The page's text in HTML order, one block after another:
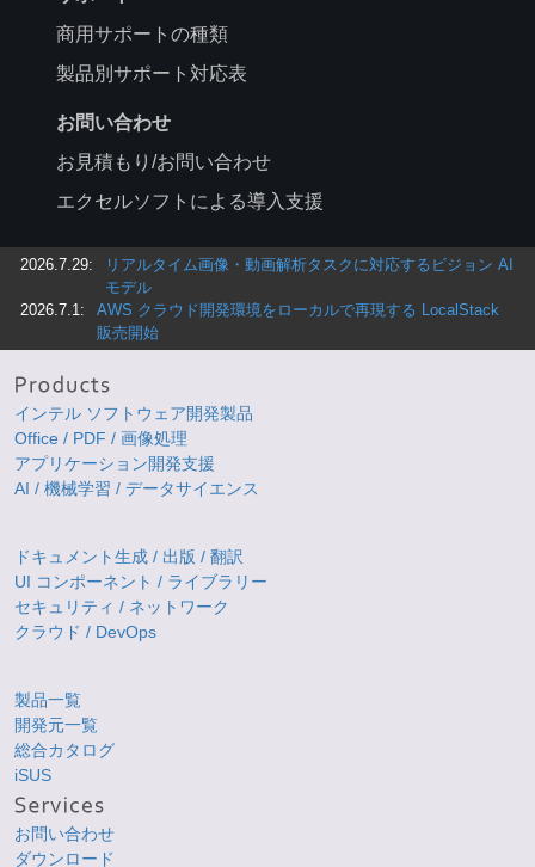
商用サポートの種類
製品別サポート対応表
お問い合わせ
お見積もり/お問い合わせ
エクセルソフトによる導入支援
2026.7.29:
リアルタイム画像・動画解析タスクに対応するビジョン AI
モデル
2026.7.1:
AWS クラウド開発環境をローカルで再現する LocalStack
販売開始
インテル ソフトウェア開発製品
Office / PDF / 画像処理
アプリケーション開発支援
AI / 機械学習 / データサイエンス
ドキュメント生成 / 出版 / 翻訳
UI コンポーネント / ライブラリー
セキュリティ / ネットワーク
クラウド / DevOps
製品一覧
開発元一覧
総合カタログ
iSUS
お問い合わせ
ダウンロード